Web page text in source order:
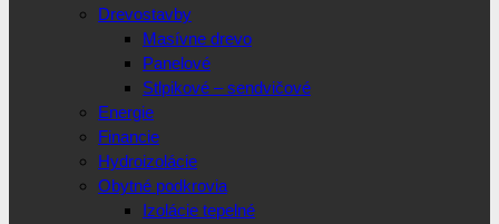
Drevostavby
Masívne drevo
Panelové
Stlpikové – sendvičové
Energie
Financie
Hydroizolácie
Obytné podkrovia
Izolácie tepelné